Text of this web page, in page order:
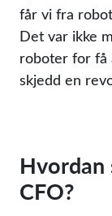
får vi fra
Det var ikke
roboter for få
skjedd en
CFO?